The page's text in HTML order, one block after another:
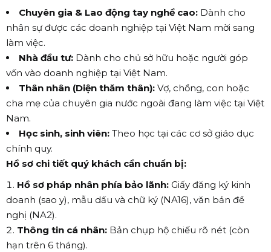
Chuyên gia & Lao động tay nghề cao: Dành cho
nhân sự được các doanh nghiệp tại Việt Nam mời sang
làm việc.
Nhà đầu tư: Dành cho chủ sở hữu hoặc người góp
vốn vào doanh nghiệp tại Việt Nam.
Thân nhân (Diện thăm thân): Vợ, chồng, con hoặc
cha mẹ của chuyên gia nước ngoài đang làm việc tại Việt
Nam.
Học sinh, sinh viên: Theo học tại các cơ sở giáo dục
chính quy.
Hồ sơ chi tiết quý khách cần chuẩn bị:
Hồ sơ pháp nhân phía bảo lãnh: Giấy đăng ký kinh
doanh (sao y), mẫu dấu và chữ ký (NA16), văn bản đề
nghị (NA2).
Thông tin cá nhân: Bản chụp hộ chiếu rõ nét (còn
hạn trên 6 tháng).